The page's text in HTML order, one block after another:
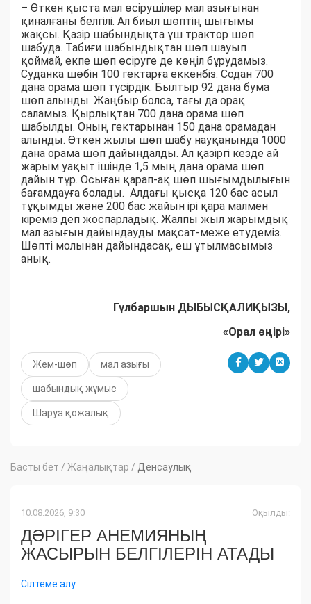
– Өткен қыста мал өсірушілер мал азығынан
қиналғаны белгілі. Ал биыл шөптің шығымы
жақсы. Қазір шабындықта үш трактор шөп
шабуда. Табиғи шабындықтан шөп шауып
қоймай, екпе шөп өсіруге де көңіл бұрудамыз.
Суданка шөбін 100 гектарға еккенбіз. Содан 700
дана орама шөп түсірдік. Былтыр 92 дана бума
шөп алынды. Жаңбыр болса, тағы да орақ
саламыз. Қырлықтан 700 дана орама шөп
шабылды. Оның гектарынан 150 дана орамадан
алынды. Өткен жылы шөп шабу науқанында 1000
дана орама шөп дайындалды. Ал қазіргі кезде ай
жарым уақыт ішінде 1,5 мың дана орама шөп
дайын тұр. Осыған қарап-ақ шөп шығымдылығын
бағамдауға болады. Алдағы қысқа 120 бас асыл
тұқымды және 200 бас жайын ірі қара малмен
кіреміз деп жоспарладық. Жалпы жыл жарымдық
мал азығын дайындауды мақсат-меже етудеміз.
Шөпті молынан дайындасақ, еш ұтылмасымыз
анық.
Гүлбаршын ДЫБЫСҚАЛИҚЫЗЫ,
«Орал өңірі»
Жем-шөп мал азығы
шабындық жұмыс
Шаруа қожалық
Басты бет / Жаңалықтар / Денсаулық
10.08.2026, 9:30 Оқылды:
ДӘРІГЕР АНЕМИЯНЫҢ
ЖАСЫРЫН БЕЛГІЛЕРІН АТАДЫ
Сілтеме алу